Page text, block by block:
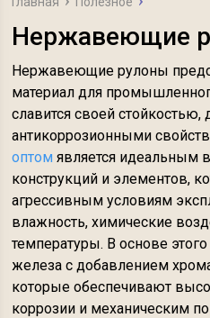
Нержавеющие
Нержавеющие рулоны
материал для
славится своей
антикоррозионными
оптом является идеальным
конструкций и элементов,
агрессивным условиям
влажность, химические
температуры. В основе
железа с добавлением
которые обеспечивают
коррозии и механическим